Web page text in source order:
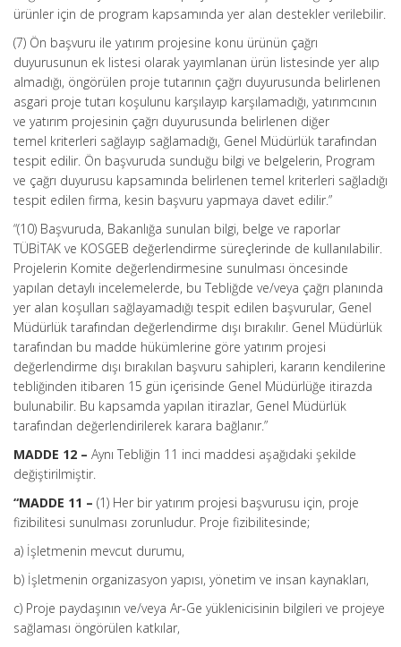
ürünler için de program kapsamında yer alan destekler verilebilir.
(7) Ön başvuru ile yatırım projesine konu ürünün çağrı
duyurusunun ek listesi olarak yayımlanan ürün listesinde yer alıp
almadığı, öngörülen proje tutarının çağrı duyurusunda belirlenen
asgari proje tutarı koşulunu karşılayıp karşılamadığı, yatırımcının
ve yatırım projesinin çağrı duyurusunda belirlenen diğer
temel kriterleri sağlayıp sağlamadığı, Genel Müdürlük tarafından
tespit edilir. Ön başvuruda sunduğu bilgi ve belgelerin, Program
ve çağrı duyurusu kapsamında belirlenen temel kriterleri sağladığı
tespit edilen firma, kesin başvuru yapmaya davet edilir.”
“(10) Başvuruda, Bakanlığa sunulan bilgi, belge ve raporlar
TÜBİTAK ve KOSGEB değerlendirme süreçlerinde de kullanılabilir.
Projelerin Komite değerlendirmesine sunulması öncesinde
yapılan detaylı incelemelerde, bu Tebliğde ve/veya çağrı planında
yer alan koşulları sağlayamadığı tespit edilen başvurular, Genel
Müdürlük tarafından değerlendirme dışı bırakılır. Genel Müdürlük
tarafından bu madde hükümlerine göre yatırım projesi
değerlendirme dışı bırakılan başvuru sahipleri, kararın kendilerine
tebliğinden itibaren 15 gün içerisinde Genel Müdürlüğe itirazda
bulunabilir. Bu kapsamda yapılan itirazlar, Genel Müdürlük
tarafından değerlendirilerek karara bağlanır.”
MADDE 12 – Aynı Tebliğin 11 inci maddesi aşağıdaki şekilde
değiştirilmiştir.
“MADDE 11 – (1) Her bir yatırım projesi başvurusu için, proje
fizibilitesi sunulması zorunludur. Proje fizibilitesinde;
a) İşletmenin mevcut durumu,
b) İşletmenin organizasyon yapısı, yönetim ve insan kaynakları,
c) Proje paydaşının ve/veya Ar-Ge yüklenicisinin bilgileri ve projeye
sağlaması öngörülen katkılar,